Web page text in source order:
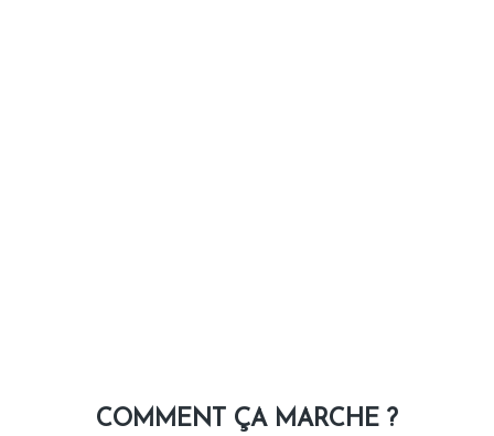
COMMENT ÇA MARCHE ?